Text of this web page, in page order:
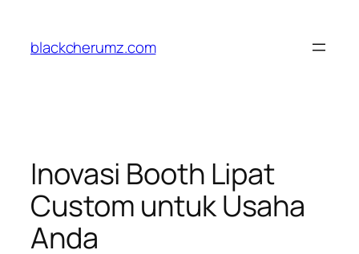
content
blackcherumz.com
Inovasi Booth Lipat
Custom untuk Usaha
Anda